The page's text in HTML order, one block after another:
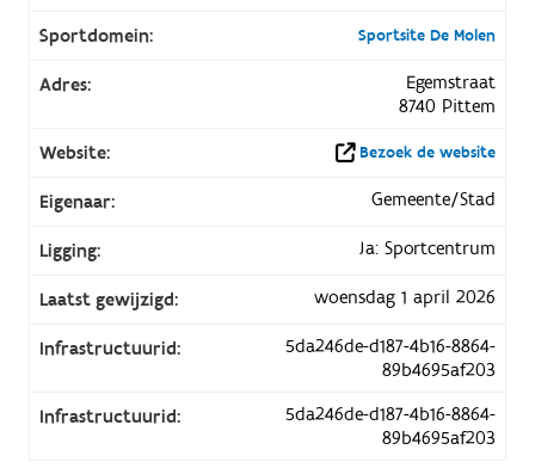
Sportdomein: Sportsite De Molen
Adres:
Egemstraat
8740 Pittem
Website:
Bezoek de website
Eigenaar: Gemeente/Stad
Ligging: Ja: Sportcentrum
Laatst gewijzigd: woensdag 1 april 2026
Infrastructuurid:
5da246de-d187-4b16-8864-
89b4695af203
Infrastructuurid:
5da246de-d187-4b16-8864-
89b4695af203